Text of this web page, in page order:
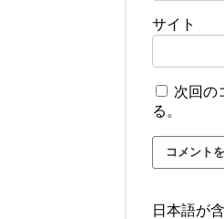
サイト
次回の
る。
日本語が